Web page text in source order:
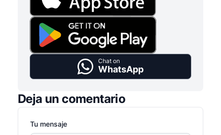
Chat on
WhatsApp
Deja un comentario
Tu mensaje